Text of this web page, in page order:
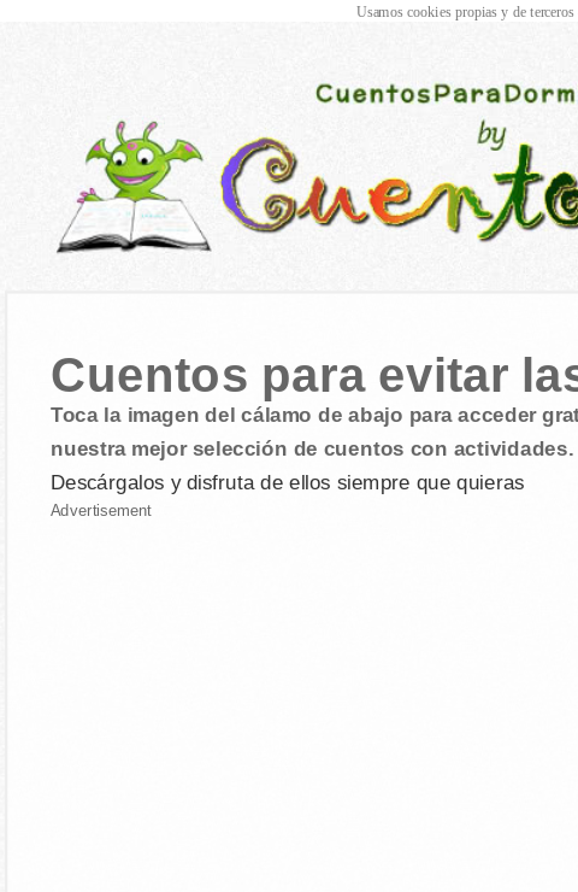
Cuentos para evitar
Toca la imagen del cálamo de abajo para acceder
nuestra mejor selección de cuentos con actividades.
Descárgalos y disfruta de ellos siempre que quieras
Advertisement
Usamos cookies propias y de